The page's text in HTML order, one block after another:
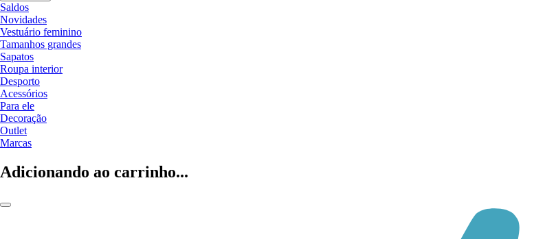
Saldos
Novidades
Vestuário feminino
Tamanhos grandes
Sapatos
Roupa interior
Desporto
Acessórios
Para ele
Decoração
Outlet
Marcas
Adicionando ao carrinho...